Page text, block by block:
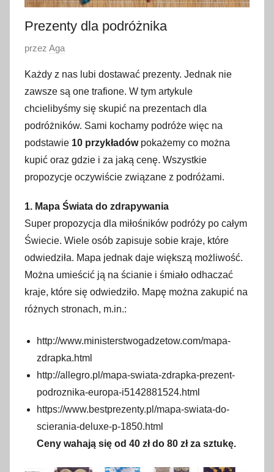
Prezenty dla podróżnika
O
u
b
l
i
k
o
w
n
o
4
w
r
z
1
przez Aga
Każdy z nas lubi dostawać prezenty. Jednak nie
zawsze są one trafione. W tym artykule
chcielibyśmy się skupić na prezentach dla
podróżników. Sami kochamy podróże więc na
podstawie 10 przykładówpokażemy co można
kupić oraz gdzie i za jaką cenę. Wszystkie
propozycje oczywiście związane z podróżami.
1. Mapa Świata do zdrapywania
Super propozycja dla miłośników podróży po całym
Świecie. Wiele osób zapisuje sobie kraje, które
odwiedziła. Mapa jednak daje większą możliwość.
Można umieścić ją na ścianie i śmiało odhaczać
kraje, które się odwiedziło. Mapę można zakupić na
różnych stronach, m.in.:
http://www.ministerstwogadzetow.com/mapa-
zdrapka.html
http://allegro.pl/mapa-swiata-zdrapka-prezent-
podroznika-europa-i5142881524.html
https://www.bestprezenty.pl/mapa-swiata-do-
scierania-deluxe-p-1850.html
Ceny wahają się od 40 zł do 80 zł za sztukę.